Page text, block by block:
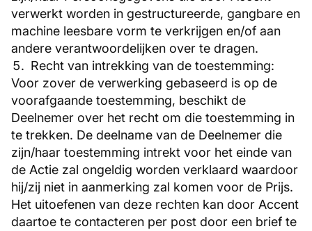
verwerkt worden in gestructureerde, gangbare en
machine leesbare vorm te verkrijgen en/of aan
andere verantwoordelijken over te dragen.
Recht van intrekking van de toestemming:
Voor zover de verwerking gebaseerd is op de
voorafgaande toestemming, beschikt de
Deelnemer over het recht om die toestemming in
te trekken. De deelname van de Deelnemer die
zijn/haar toestemming intrekt voor het einde van
de Actie zal ongeldig worden verklaard waardoor
hij/zij niet in aanmerking zal komen voor de Prijs.
Het uitoefenen van deze rechten kan door Accent
daartoe te contacteren per post door een brief te